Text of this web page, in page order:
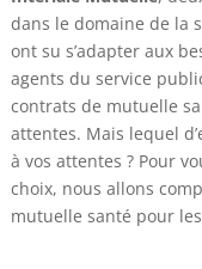
dans le domaine de la
ont su s’adapter aux
agents du service
contrats de mutuelle
attentes. Mais lequel
à vos attentes ? Pour
choix, nous allons
mutuelle santé pour